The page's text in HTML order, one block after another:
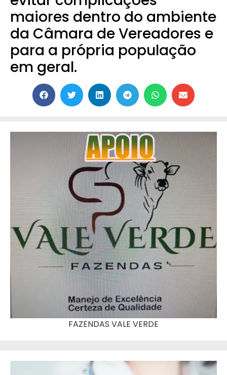
maiores dentro do ambiente
da Câmara de Vereadores e
para a própria população
em geral.
FAZENDAS VALE VERDE